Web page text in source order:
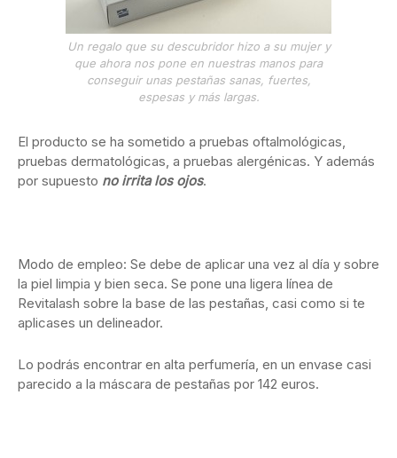
Un regalo que su descubridor hizo a su mujer y
que ahora nos pone en nuestras manos para
conseguir unas pestañas sanas, fuertes,
espesas y más largas.
El producto se ha sometido a pruebas oftalmológicas,
pruebas dermatológicas, a pruebas alergénicas. Y además
por supuesto no irrita los ojos.
Modo de empleo: Se debe de aplicar una vez al día y sobre
la piel limpia y bien seca. Se pone una ligera línea de
Revitalash sobre la base de las pestañas, casi como si te
aplicases un delineador.
Lo podrás encontrar en alta perfumería, en un envase casi
parecido a la máscara de pestañas por 142 euros.